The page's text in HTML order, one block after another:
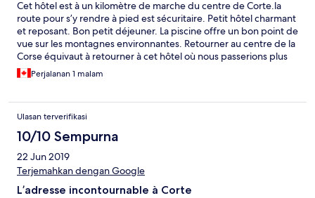
Cet hôtel est à un kilomètre de marche du centre de Corte.la
route pour s’y rendre à pied est sécuritaire. Petit hôtel charmant
et reposant. Bon petit déjeuner. La piscine offre un bon point de
vue sur les montagnes environnantes. Retourner au centre de la
Corse équivaut à retourner à cet hôtel où nous passerions plus
d’une nuit la prochaine fois.
Perjalanan 1 malam
Ulasan terverifikasi
10/10 Sempurna
22 Jun 2019
Terjemahkan dengan Google
L’adresse incontournable à Corte